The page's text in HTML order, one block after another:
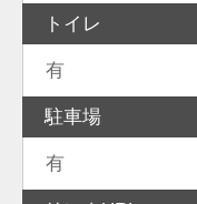
トイレ
有
駐車場
有